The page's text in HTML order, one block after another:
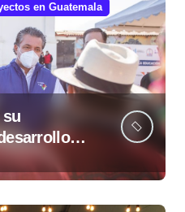
en Guatemala
su
Mario